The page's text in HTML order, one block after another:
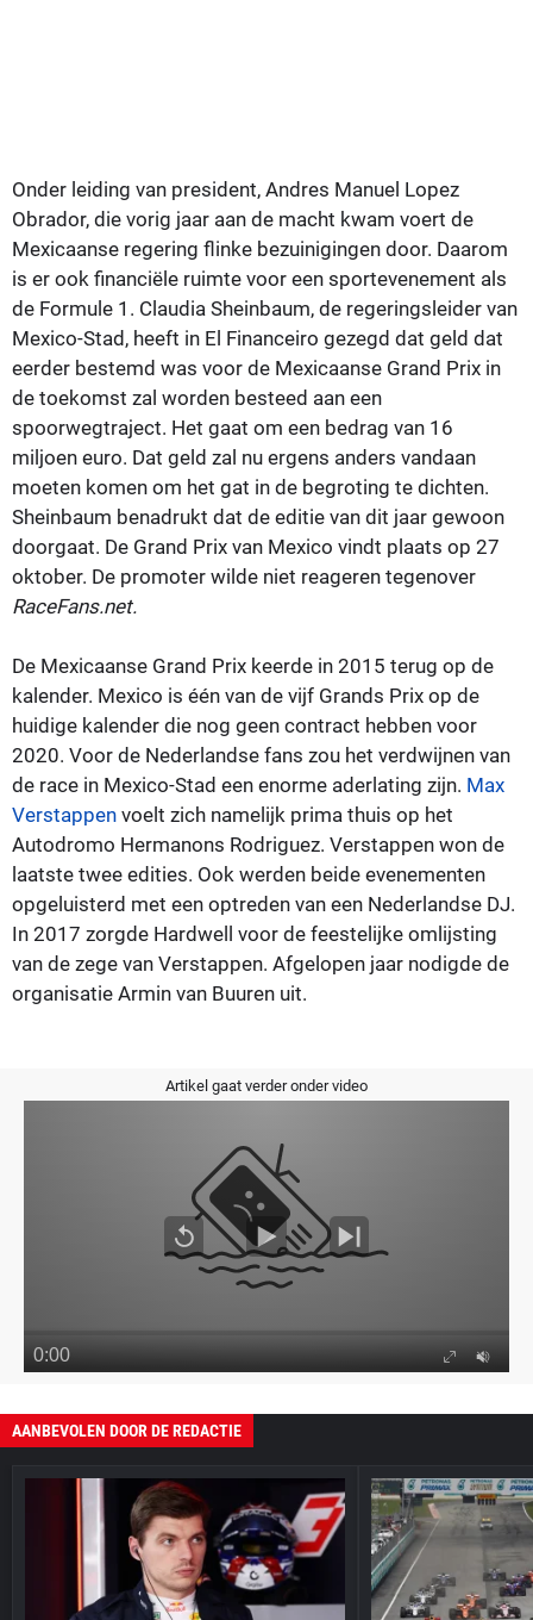
Onder leiding van president, Andres Manuel Lopez
Obrador, die vorig jaar aan de macht kwam voert de
Mexicaanse regering flinke bezuinigingen door. Daarom
is er ook financiële ruimte voor een sportevenement als
de Formule 1. Claudia Sheinbaum, de regeringsleider van
Mexico-Stad, heeft in El Financeiro gezegd dat geld dat
eerder bestemd was voor de Mexicaanse Grand Prix in
de toekomst zal worden besteed aan een
spoorwegtraject. Het gaat om een bedrag van 16
miljoen euro. Dat geld zal nu ergens anders vandaan
moeten komen om het gat in de begroting te dichten.
Sheinbaum benadrukt dat de editie van dit jaar gewoon
doorgaat. De Grand Prix van Mexico vindt plaats op 27
oktober. De promoter wilde niet reageren tegenover
RaceFans.net.
De Mexicaanse Grand Prix keerde in 2015 terug op de
kalender. Mexico is één van de vijf Grands Prix op de
huidige kalender die nog geen contract hebben voor
2020. Voor de Nederlandse fans zou het verdwijnen van
de race in Mexico-Stad een enorme aderlating zijn. Max
Verstappen voelt zich namelijk prima thuis op het
Autodromo Hermanons Rodriguez. Verstappen won de
laatste twee edities. Ook werden beide evenementen
opgeluisterd met een optreden van een Nederlandse DJ.
In 2017 zorgde Hardwell voor de feestelijke omlijsting
van de zege van Verstappen. Afgelopen jaar nodigde de
organisatie Armin van Buuren uit.
Artikel gaat verder onder video
AANBEVOLEN DOOR DE REDACTIE